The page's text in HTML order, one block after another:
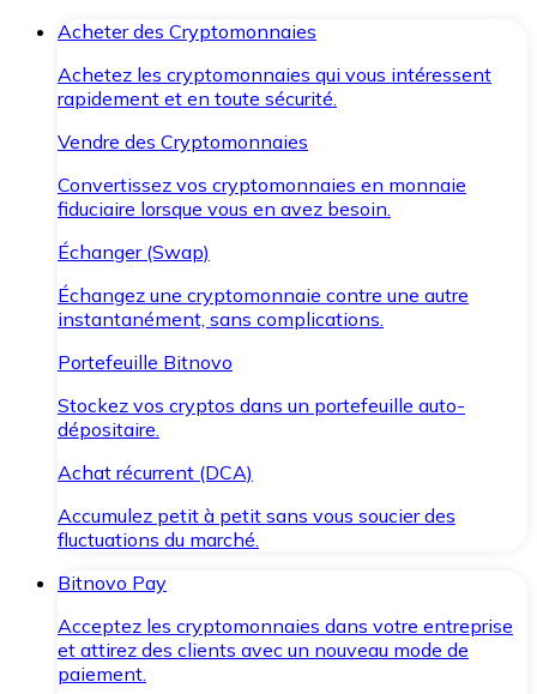
Acheter des Cryptomonnaies
Achetez les cryptomonnaies qui vous intéressent
rapidement et en toute sécurité.
Vendre des Cryptomonnaies
Convertissez vos cryptomonnaies en monnaie
fiduciaire lorsque vous en avez besoin.
Échanger (Swap)
Échangez une cryptomonnaie contre une autre
instantanément, sans complications.
Portefeuille Bitnovo
Stockez vos cryptos dans un portefeuille auto-
dépositaire.
Achat récurrent (DCA)
Accumulez petit à petit sans vous soucier des
fluctuations du marché.
Bitnovo Pay
Acceptez les cryptomonnaies dans votre entreprise
et attirez des clients avec un nouveau mode de
paiement.